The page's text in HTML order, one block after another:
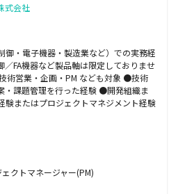
式会社
・電子機器・製造業など）での実務経
／FA機器など製品軸は限定しておりませ
術営業・企画・PM なども対象 ●技術
・課題管理を行った経験 ●開発組織ま
験またはプロジェクトマネジメント経験
クトマネージャー(PM)